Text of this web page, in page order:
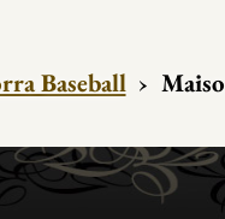
Baseball ›